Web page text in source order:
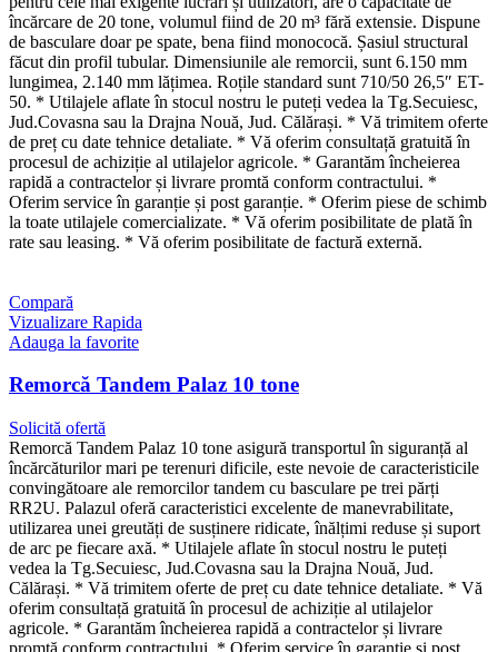
încărcare de 20 tone, volumul fiind de 20 m³ fără extensie. Dispune
de basculare doar pe spate, bena fiind monococă. Șasiul structural
făcut din profil tubular. Dimensiunile ale remorcii, sunt 6.150 mm
lungimea, 2.140 mm lățimea. Roțile standard sunt 710/50 26,5″ ET-
50. * Utilajele aflate în stocul nostru le puteți vedea la Tg.Secuiesc,
Jud.Covasna sau la Drajna Nouă, Jud. Călărași. * Vă trimitem oferte
de preț cu date tehnice detaliate. * Vă oferim consultață gratuită în
procesul de achiziție al utilajelor agricole. * Garantăm încheierea
rapidă a contractelor și livrare promtă conform contractului. *
Oferim service în garanție și post garanție. * Oferim piese de schimb
la toate utilajele comercializate. * Vă oferim posibilitate de plată în
rate sau leasing. * Vă oferim posibilitate de factură externă.
Compară
Vizualizare Rapida
Adauga la favorite
Remorcă Tandem Palaz 10 tone
Solicită ofertă
Remorcă Tandem Palaz 10 tone asigură transportul în siguranță al
încărcăturilor mari pe terenuri dificile, este nevoie de caracteristicile
convingătoare ale remorcilor tandem cu basculare pe trei părți
RR2U. Palazul oferă caracteristici excelente de manevrabilitate,
utilizarea unei greutăți de susținere ridicate, înălțimi reduse și suport
de arc pe fiecare axă. * Utilajele aflate în stocul nostru le puteți
vedea la Tg.Secuiesc, Jud.Covasna sau la Drajna Nouă, Jud.
Călărași. * Vă trimitem oferte de preț cu date tehnice detaliate. * Vă
oferim consultață gratuită în procesul de achiziție al utilajelor
agricole. * Garantăm încheierea rapidă a contractelor și livrare
promtă conform contractului. * Oferim service în garanție și post